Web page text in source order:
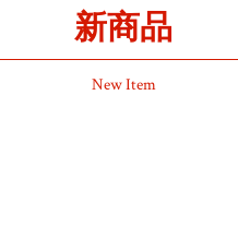
新商品
New Item